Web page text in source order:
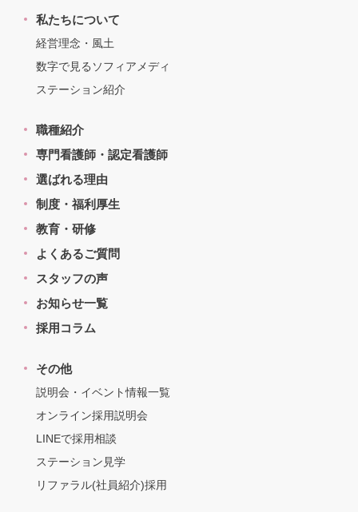
私たちについて
経営理念・風土
数字で見るソフィアメディ
ステーション紹介
職種紹介
専門看護師・認定看護師
選ばれる理由
制度・福利厚生
教育・研修
よくあるご質問
スタッフの声
お知らせ一覧
採用コラム
その他
説明会・イベント情報一覧
オンライン採用説明会
LINEで採用相談
ステーション見学
リファラル(社員紹介)採用